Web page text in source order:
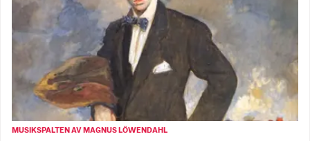
MUSIKSPALTEN AV MAGNUS LÖWENDAHL